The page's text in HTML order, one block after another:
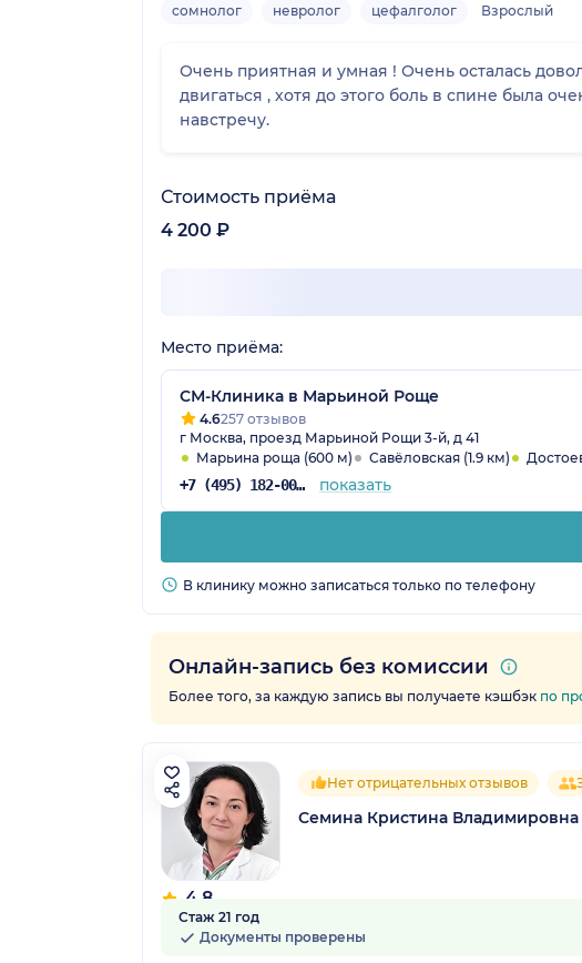
сомнолог невролог цефалголог Взрослый
Очень приятная и умная ! Очень осталась
двигаться , хотя до этого боль в спине была
навстречу.
Стоимость приёма
4 200 ₽
Место приёма:
СМ-Клиника в Марьиной Роще
4.6257 отзывов
г Москва, проезд Марьиной Рощи 3-й, д 41
Марьина роща (600 м)
Савёловская (1.9 км)
+7 (495) 182-00-85 показать
В клинику можно записаться только по телефону
Онлайн-запись без комиссии
Более того, за каждую запись вы получаете кэшбэк по
4.8
6 отзывов
Нет отрицательных отзывов
Семина Кристина Владимировна
Стаж 21 год
Документы проверены